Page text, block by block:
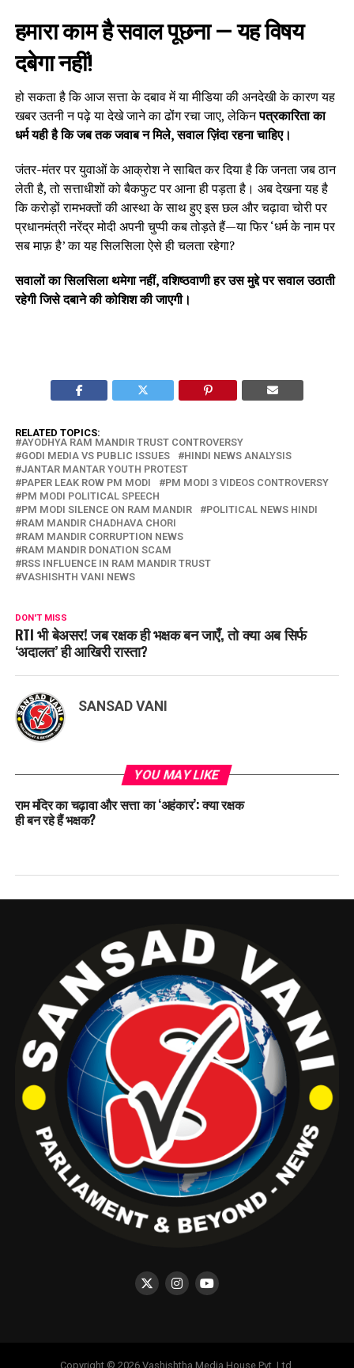
हमारा काम है सवाल पूछना — यह विषय
दबेगा नहीं!
हो सकता है कि आज सत्ता के दबाव में या मीडिया की अनदेखी के कारण यह
खबर उतनी न पढ़े या देखे जाने का ढोंग रचा जाए, लेकिनपत्रकारिता का
धर्म यही है कि जब तक जवाब न मिले, सवाल ज़िंदा रहना चाहिए।
जंतर-मंतर पर युवाओं के आक्रोश ने साबित कर दिया है कि जनता जब ठान
लेती है, तो सत्ताधीशों को बैकफुट पर आना ही पड़ता है। अब देखना यह है
कि करोड़ों रामभक्तों की आस्था के साथ हुए इस छल और चढ़ावा चोरी पर
प्रधानमंत्री नरेंद्र मोदी अपनी चुप्पी कब तोड़ते हैं—या फिर ‘धर्म के नाम पर
सब माफ़ है’ का यह सिलसिला ऐसे ही चलता रहेगा?
सवालों का सिलसिला थमेगा नहीं, वशिष्ठवाणी हर उस मुद्दे पर सवाल उठाती
रहेगी जिसे दबाने की कोशिश की जाएगी।
RELATED TOPICS:
AYODHYA RAM MANDIR TRUST CONTROVERSY
GODI MEDIA VS PUBLIC ISSUES
HINDI NEWS ANALYSIS
JANTAR MANTAR YOUTH PROTEST
PAPER LEAK ROW PM MODI
PM MODI 3 VIDEOS CONTROVERSY
PM MODI POLITICAL SPEECH
PM MODI SILENCE ON RAM MANDIR
POLITICAL NEWS HINDI
RAM MANDIR CHADHAVA CHORI
RAM MANDIR CORRUPTION NEWS
RAM MANDIR DONATION SCAM
RSS INFLUENCE IN RAM MANDIR TRUST
VASHISHTH VANI NEWS
DON'T MISS
RTI भी बेअसर! जब रक्षक ही भक्षक बन जाएँ, तो क्या अब सिर्फ
‘अदालत’ ही आखिरी रास्ता?
SANSAD VANI
YOU MAY LIKE
राम मंदिर का चढ़ावा और सत्ता का ‘अहंकार’: क्या रक्षक
ही बन रहे हैं भक्षक?
Copyright © 2026 Vashishtha Media House Pvt. Ltd.